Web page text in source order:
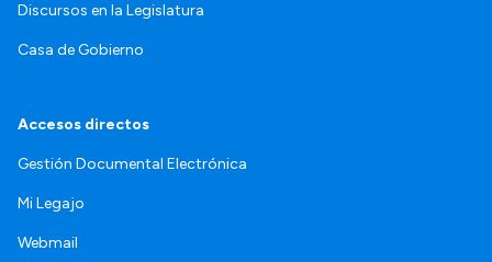
Discursos en la Legislatura
Casa de Gobierno
Accesos directos
Gestión Documental Electrónica
Mi Legajo
Webmail